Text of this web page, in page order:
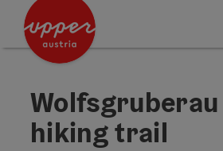
Accesskey
Accesskey
hiking trail